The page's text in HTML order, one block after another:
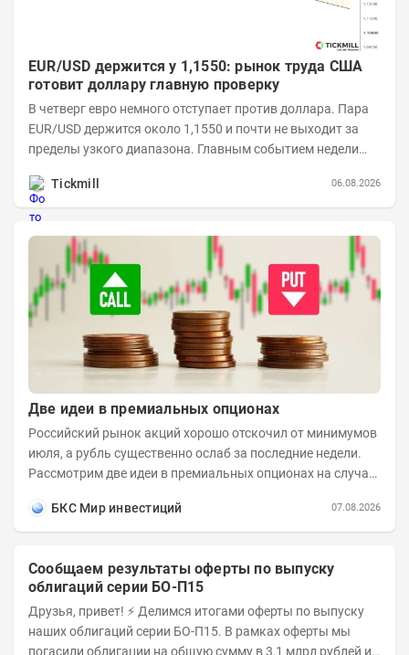
EUR/USD держится у 1,1550: рынок труда США
готовит доллару главную проверку
В четверг евро немного отступает против доллара. Пара
EUR/USD держится около 1,1550 и почти не выходит за
пределы узкого диапазона. Главным событием недели
Tickmill
06.08.2026
Две идеи в премиальных опционах
Российский рынок акций хорошо отскочил от минимумов
июля, а рубль существенно ослаб за последние недели.
Рассмотрим две идеи в премиальных опционах на случай
БКС Мир инвестиций
07.08.2026
Сообщаем результаты оферты по выпуску
облигаций серии БО-П15
Друзья, привет! ⚡️ Делимся итогами оферты по выпуску
наших облигаций серии БО-П15. В рамках оферты мы
погасили облигации на общую сумму в 3,1 млрд рублей из